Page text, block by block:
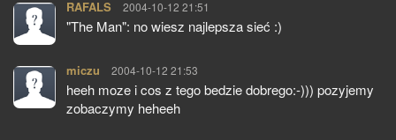
RAFALS pisze:
2004-10-12 21:51
"The Man": no wiesz najlepsza sieć :)
miczu pisze:
2004-10-12 21:53
heeh moze i cos z tego bedzie dobrego:-))) pozyjemy
zobaczymy heheeh